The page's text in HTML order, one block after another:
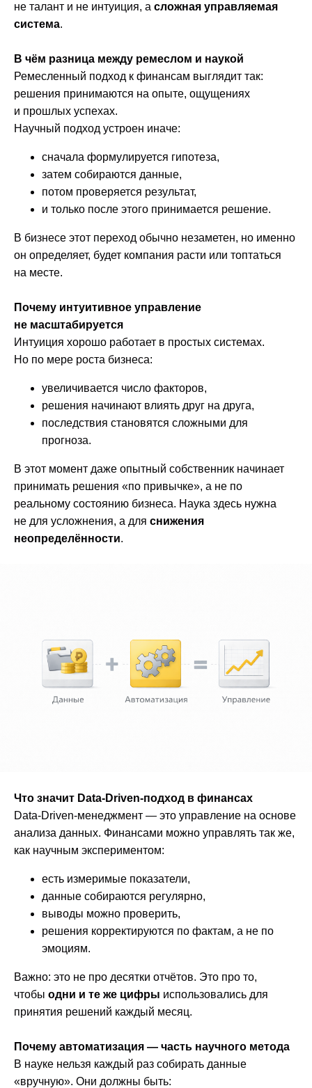
не талант и не интуиция, а сложная управляемая
система.
В чём разница между ремеслом и наукой
Ремесленный подход к финансам выглядит так:
решения принимаются на опыте, ощущениях
и прошлых успехах.
Научный подход устроен иначе:
сначала формулируется гипотеза,
затем собираются данные,
потом проверяется результат,
и только после этого принимается решение.
В бизнесе этот переход обычно незаметен, но именно
он определяет, будет компания расти или топтаться
на месте.
Почему интуитивное управление
не масштабируется
Интуиция хорошо работает в простых системах.
Но по мере роста бизнеса:
увеличивается число факторов,
решения начинают влиять друг на друга,
последствия становятся сложными для
прогноза.
В этот момент даже опытный собственник начинает
принимать решения «по привычке», а не по
реальному состоянию бизнеса. Наука здесь нужна
не для усложнения, а для снижения
неопределённости.
Что значит Data-Driven-подход в финансах
Data-Driven-менеджмент — это управление на основе
анализа данных. Финансами можно управлять так же,
как научным экспериментом:
есть измеримые показатели,
данные собираются регулярно,
выводы можно проверить,
решения корректируются по фактам, а не по
эмоциям.
Важно: это не про десятки отчётов. Это про то,
чтобы одни и те же цифры использовались для
принятия решений каждый месяц.
Почему автоматизация — часть научного метода
В науке нельзя каждый раз собирать данные
«вручную». Они должны быть: